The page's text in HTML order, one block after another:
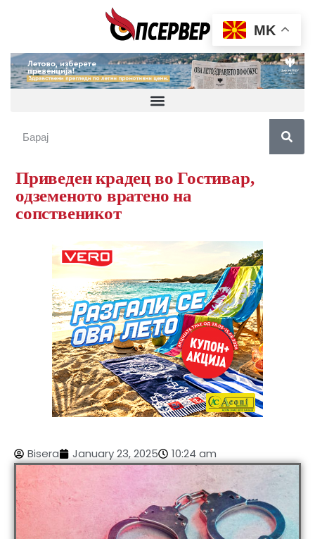
Приведен крадец во Гостивар,
одземеното вратено на
сопственикот
Bisera January 23, 2025 10:24 am
MK